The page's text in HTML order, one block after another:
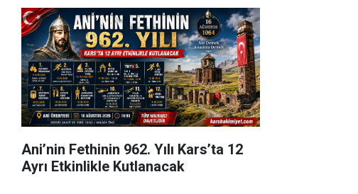
Ani’nin Fethinin 962. Yılı Kars’ta 12
Ayrı Etkinlikle Kutlanacak